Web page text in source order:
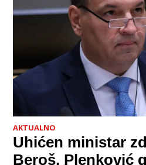
AKTUALNO
Uhićen ministar
Beroš, Plenković